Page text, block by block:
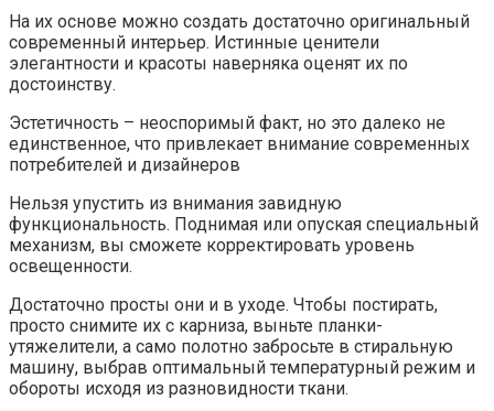
На их основе можно создать достаточно оригинальный
современный интерьер. Истинные ценители
элегантности и красоты наверняка оценят их по
достоинству.
Эстетичность – неоспоримый факт, но это далеко не
единственное, что привлекает внимание современных
потребителей и дизайнеров
Нельзя упустить из внимания завидную
функциональность. Поднимая или опуская специальный
механизм, вы сможете корректировать уровень
освещенности.
Достаточно просты они и в уходе. Чтобы постирать,
просто снимите их с карниза, выньте планки-
утяжелители, а само полотно забросьте в стиральную
машину, выбрав оптимальный температурный режим и
обороты исходя из разновидности ткани.